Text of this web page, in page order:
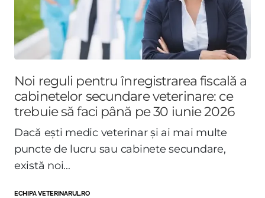
Noi reguli pentru înregistrarea fiscală a
cabinetelor secundare veterinare: ce
trebuie să faci până pe 30 iunie 2026
Dacă ești medic veterinar și ai mai multe
puncte de lucru sau cabinete secundare,
există noi...
ECHIPA VETERINARUL.RO